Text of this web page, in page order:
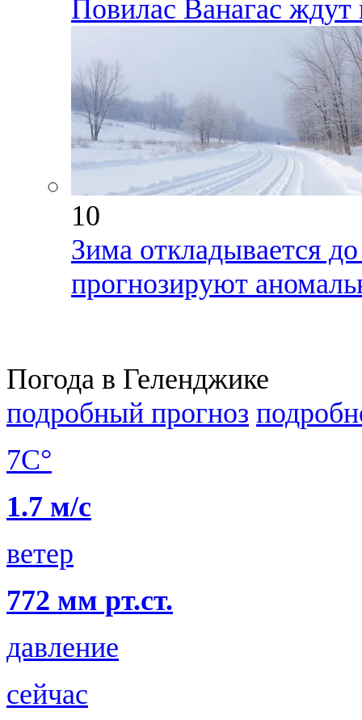
Повилас Ванагас ждут
10
Зима откладывается
прогнозируют
Погода в Геленджике
подробный прогноз
7C°
1.7 м/с
ветер
772 мм рт.ст.
давление
сейчас